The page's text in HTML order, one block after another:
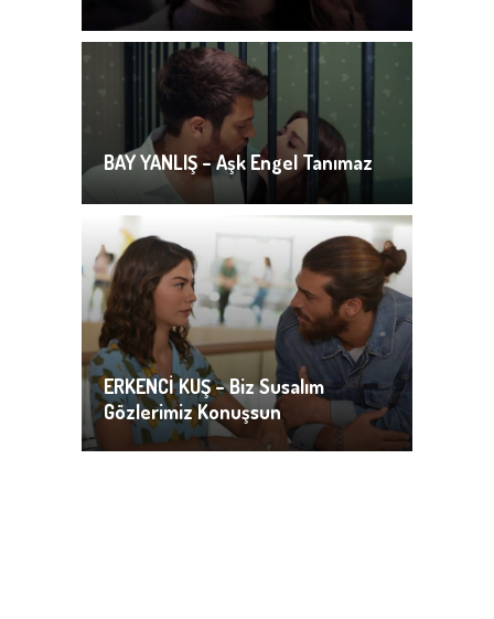
BAY YANLIŞ – Aşk Engel Tanımaz
ERKENCİ KUŞ – Biz Susalım
Gözlerimiz Konuşsun